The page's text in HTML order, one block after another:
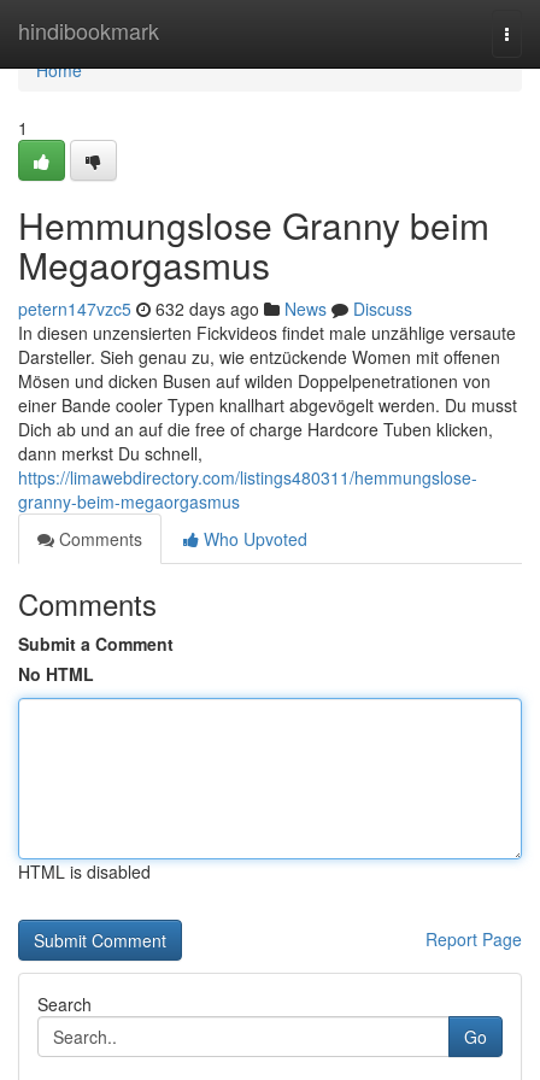
hindibookmark
Home
Home
1
Hemmungslose Granny beim
Megaorgasmus
petern147vzc5 632 days ago News
Discuss
In diesen unzensierten Fickvideos findet male unzählige versaute
Darsteller. Sieh genau zu, wie entzückende Women mit offenen
Mösen und dicken Busen auf wilden Doppelpenetrationen von
einer Bande cooler Typen knallhart abgevögelt werden. Du musst
Dich ab und an auf die free of charge Hardcore Tuben klicken,
dann merkst Du schnell,
https://limawebdirectory.com/listings480311/hemmungslose-
granny-beim-megaorgasmus
Comments
Who Upvoted
Comments
Submit a Comment
No HTML
HTML is disabled
Report Page
Search
Go